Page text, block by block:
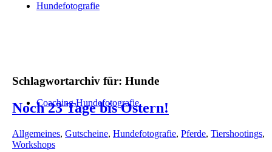
Hundefotografie
Coaching Hundefotografie
Schlagwortarchiv für: Hunde
Noch 23 Tage bis Ostern!
Allgemeines, Gutscheine, Hundefotografie, Pferde, Tiershootings,
Workshops